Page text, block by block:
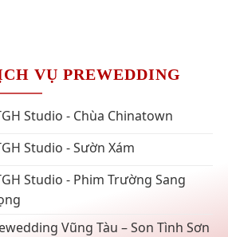
VỤ PREWEDDING
Studio - Chùa Chinatown
Studio - Sườn Xám
Studio - Phim Trường Sang
Vũng Tàu – Son Tình Sơn